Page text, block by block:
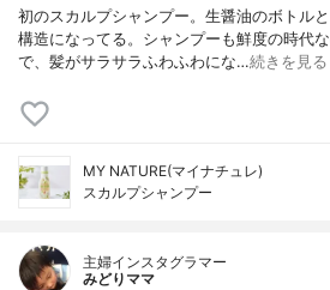
初のスカルプシャンプー。生醤油のボトル
構造になってる。シャンプーも鮮度の時代
で、髪がサラサラふわふわにな…続きを見る
MY NATURE(マイナチュレ)
スカルプシャンプー
主婦インスタグラマー
みどりママ